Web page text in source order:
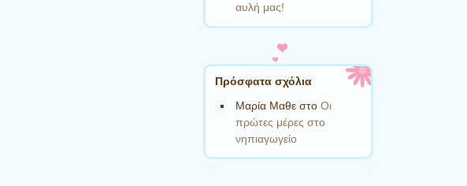
αυλή μας!
Πρόσφατα σχόλια
Μαρία Μαθε στοΟι
πρώτες μέρες στο
νηπιαγωγείο